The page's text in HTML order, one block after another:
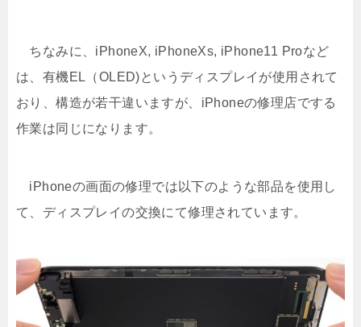
ちなみに、iPhoneX, iPhoneXs, iPhone11 Proなど
は、有機EL（OLED)というディスプレイが使用されて
おり、構造が若干違いますが、iPhoneの修理店でする
作業は同じになります。
iPhoneの画面の修理では以下のような部品を使用し
て、ディスプレイの交換にて修理されています。